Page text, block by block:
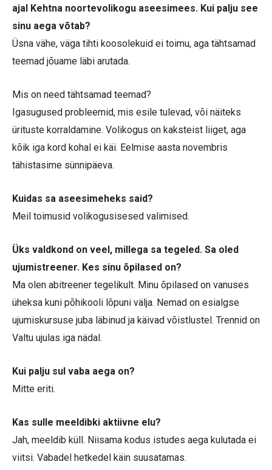
ajal Kehtna noortevolikogu aseesimees. Kui palju see
sinu aega võtab?
Üsna vähe, väga tihti koosolekuid ei toimu, aga tähtsamad
teemad jõuame läbi arutada.
Mis on need tähtsamad teemad?
Igasugused probleemid, mis esile tulevad, või näiteks
ürituste korraldamine. Volikogus on kaksteist liiget, aga
kõik iga kord kohal ei käi. Eelmise aasta novembris
tähistasime sünnipäeva.
Kuidas sa aseesimeheks said?
Meil toimusid volikogusisesed valimised.
Üks valdkond on veel, millega sa tegeled. Sa oled
ujumistreener. Kes sinu õpilased on?
Ma olen abitreener tegelikult. Minu õpilased on vanuses
üheksa kuni põhikooli lõpuni välja. Nemad on esialgse
ujumiskursuse juba läbinud ja käivad võistlustel. Trennid on
Valtu ujulas iga nädal.
Kui palju sul vaba aega on?
Mitte eriti.
Kas sulle meeldibki aktiivne elu?
Jah, meeldib küll. Niisama kodus istudes aega kulutada ei
viitsi. Vabadel hetkedel käin suusatamas.